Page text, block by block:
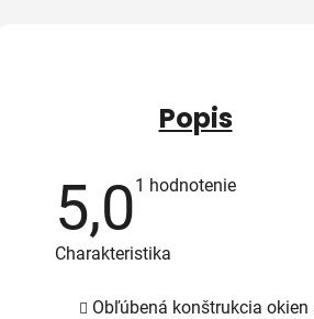
Popis
5,0Priemerné
5,0
hviezdičiek.
1 hodnotenie
Charakteristika
Obľúbená konštrukcia